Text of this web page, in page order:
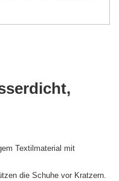
Textilmaterial mit
die Schuhe vor Kratzern.